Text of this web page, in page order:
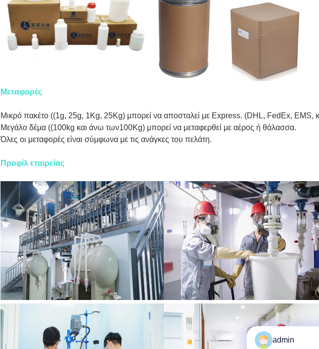
Μεταφορές
Μικρό πακέτο ((1g, 25g, 1Kg, 25Kg) μπορεί να αποσταλεί με Express. (DHL, FedEx, EMS,
Μεγάλο δέμα ((100kg και άνω των100Kg) μπορεί να μεταφερθεί με αέρος ή θάλασσα.
Όλες οι μεταφορές είναι σύμφωνα με τις ανάγκες του πελάτη.
Προφίλ εταιρείας
admin